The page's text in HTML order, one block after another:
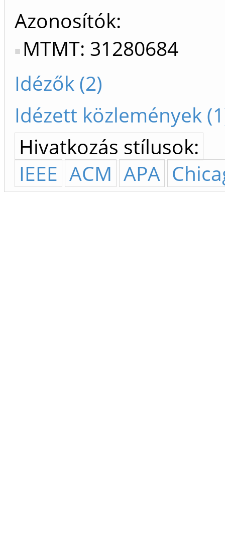
Azonosítók
MTMT: 31280684
Idézők (2)
Idézett közlemények
Hivatkozás stílusok:
IEEE ACM APA